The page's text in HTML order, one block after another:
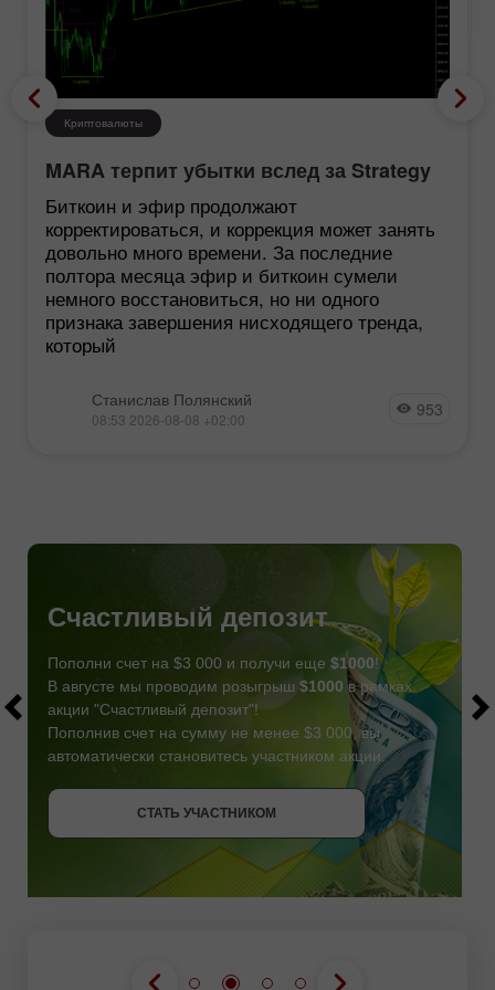
Криптовалюты
MARA терпит убытки вслед за Strategy
Биткоин и эфир продолжают
корректироваться, и коррекция может занять
довольно много времени. За последние
полтора месяца эфир и биткоин сумели
немного восстановиться, но ни одного
признака завершения нисходящего тренда,
который
Станислав Полянский
08:53 2026-08-08 +02:00 953
СТАТЬ УЧАСТНИКОМ
Счастливый депозит
Пополни счет на $3 000 и получи еще $1000!
В августе мы проводим розыгрыш $1000 в рамках
акции "Счастливый депозит"!
Пополнив счет на сумму не менее $3 000, вы
автоматически становитесь участником акции.
СТАТЬ УЧАСТНИКОМ
ПОЛУЧИТЬ БОНУС